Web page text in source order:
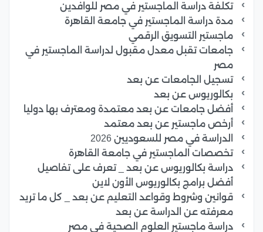
تكلفة دراسة الماجستير في مصر للوافدين
مدة دراسة الماجستير في جامعة القاهرة
ماجستير التسويق الرقمي
جامعات تقبل معدل مقبول لدراسة الماجستير في
مصر
تسجيل الجامعات عن بعد
بكالوريوس عن بعد
أفضل جامعات عن بعد معتمدة ومعترف بها دوليا
أرخص ماجستير عن بعد معتمد
الدراسة في مصر للسعوديين 2026
تخصصات الماجستير في جامعة القاهرة
دراسة بكالوريوس عن بعد _ تعرف على تفاصيل
أفضل برامج بكالوريوس الأون لاين
قوانين وشروط وقواعد التعليم عن بعد _ كل ما تريد
معرفته عن الدراسة عن بعد
دراسة ماجستير العلوم الصحية في مصر